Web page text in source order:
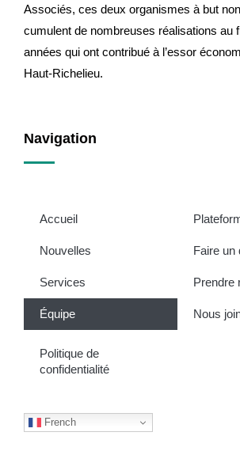
Associés, ces deux organismes à but
cumulent de nombreuses réalisations au
années qui ont contribué à l’essor
Haut-Richelieu.
Navigation
Accueil
Nouvelles
Services
Équipe
Faire un
Prendre
Nous
Politique de
confidentialité
French